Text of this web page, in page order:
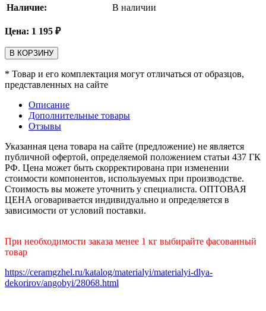
Наличие:
В наличии
Цена: 1 195 ₽
В КОРЗИНУ
* Товар и его комплектация могут отличаться от образцов,
представленных на сайте
Описание
Дополнительные товары
Отзывы
Указанная цена товара на сайте (предложение) не является
публичной офертой, определяемой положением статьи 437 ГК
РФ. Цена может быть скорректирована при изменении
стоимости компонентов, используемых при производстве.
Стоимость вы можете уточнить у специалиста. ОПТОВАЯ
ЦЕНА оговаривается индивидуально и определяется в
зависимости от условий поставки.
При необходимости заказа менее 1 кг выбирайте фасованный
товар
https://ceramgzhel.ru/katalog/materialyi/materialyi-dlya-
dekorirov/angobyi/28068.html